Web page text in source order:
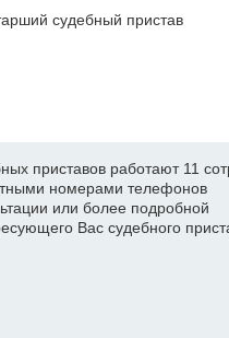
судебный пристав
приставов работают 11
номерами телефонов
или более подробной
Вас судебного